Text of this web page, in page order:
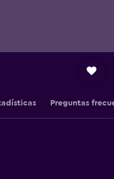
Preguntas